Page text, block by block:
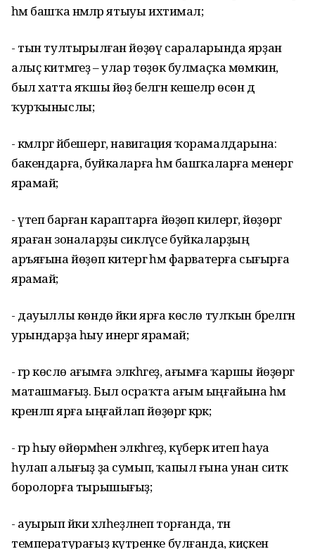
һәм башҡа нәмәләр ятыуы ихтимал;
- тын тултырылған йөҙөү сараларында ярҙан
алыҫ китмәгеҙ – улар төҙөк булмаҫҡа мөмкин, ә
был хатта яҡшы йөҙә белгән кешеләр өсөн дә
ҡурҡыныслы;
- кәмәләргә йәбешергә, навигация ҡорамалдарына:
бакендарға, буйкаларға һәм башҡаларға менергә
ярамай;
- үтеп барған караптарға йөҙөп килергә, йөҙөргә
яраған зоналарҙы сикләүсе буйкаларҙың
аръяғына йөҙөп китергә һәм фарватерға сығырға
ярамай;
- дауыллы көндө йәки ярға көслө тулҡын бәрелгән
урындарҙа һыу инергә ярамай;
- әгәр көслө ағымға эләкһәгеҙ, ағымға ҡаршы йөҙөргә
маташмағыҙ. Был осраҡта ағым ыңғайына һәм
әкренләп ярға ыңғайлап йөҙөргә кәрәк;
- әгәр һыу өйөрмәһенә эләкһәгеҙ, күберәк итеп һауа
һулап алығыҙ ҙа сумып, ҡапыл ғына унан ситкә
боролорға тырышығыҙ;
- ауырып йәки хәлһеҙләнеп торғанда, тән
температурағыҙ күтәренке булғанда, киҫкен